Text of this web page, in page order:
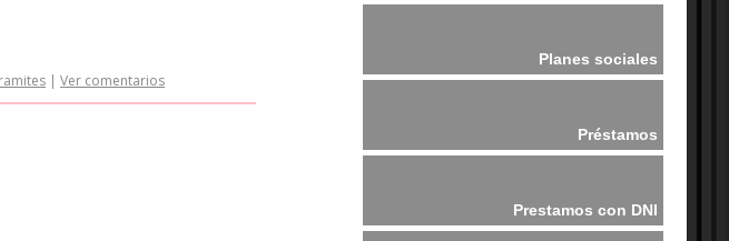
| Ver comentarios
Planes sociales
Préstamos
Prestamos con DNI